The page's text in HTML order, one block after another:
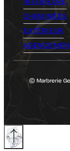
CHEMINÉES
EXTÉRIEUR
© Marbrerie